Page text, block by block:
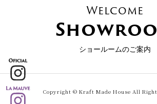
Welcome
ショールームのご案内
Copyright © Kraft Made House All Right